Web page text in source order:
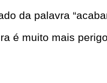
da palavra
é muito mais